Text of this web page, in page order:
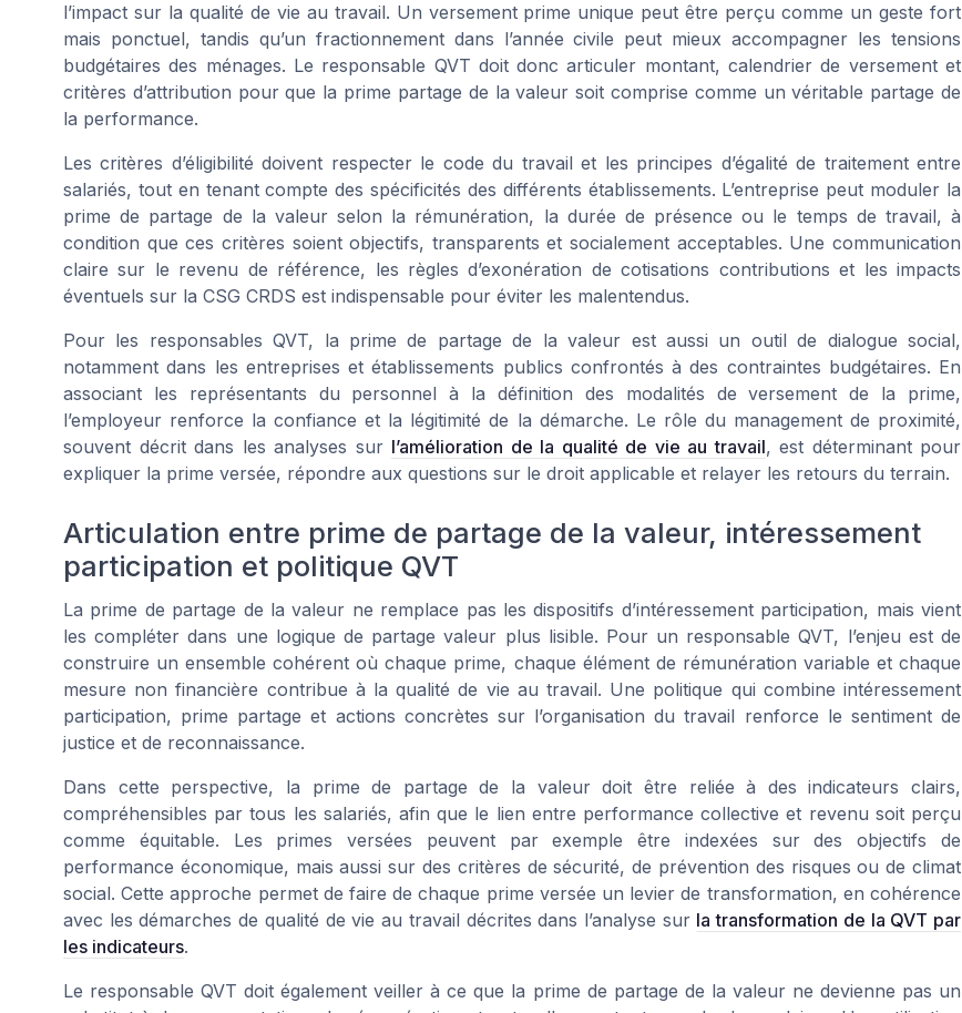
l’impact sur la qualité de vie au travail. Un versement prime unique peut être perçu comme un geste fort
mais ponctuel, tandis qu’un fractionnement dans l’année civile peut mieux accompagner les tensions
budgétaires des ménages. Le responsable QVT doit donc articuler montant, calendrier de versement et
critères d’attribution pour que la prime partage de la valeur soit comprise comme un véritable partage de
la performance.
Les critères d’éligibilité doivent respecter le code du travail et les principes d’égalité de traitement entre
salariés, tout en tenant compte des spécificités des différents établissements. L’entreprise peut moduler la
prime de partage de la valeur selon la rémunération, la durée de présence ou le temps de travail, à
condition que ces critères soient objectifs, transparents et socialement acceptables. Une communication
claire sur le revenu de référence, les règles d’exonération de cotisations contributions et les impacts
éventuels sur la CSG CRDS est indispensable pour éviter les malentendus.
Pour les responsables QVT, la prime de partage de la valeur est aussi un outil de dialogue social,
notamment dans les entreprises et établissements publics confrontés à des contraintes budgétaires. En
associant les représentants du personnel à la définition des modalités de versement de la prime,
l’employeur renforce la confiance et la légitimité de la démarche. Le rôle du management de proximité,
souvent décrit dans les analyses sur l’amélioration de la qualité de vie au travail, est déterminant pour
expliquer la prime versée, répondre aux questions sur le droit applicable et relayer les retours du terrain.
Articulation entre prime de partage de la valeur, intéressement
participation et politique QVT
La prime de partage de la valeur ne remplace pas les dispositifs d’intéressement participation, mais vient
les compléter dans une logique de partage valeur plus lisible. Pour un responsable QVT, l’enjeu est de
construire un ensemble cohérent où chaque prime, chaque élément de rémunération variable et chaque
mesure non financière contribue à la qualité de vie au travail. Une politique qui combine intéressement
participation, prime partage et actions concrètes sur l’organisation du travail renforce le sentiment de
justice et de reconnaissance.
Dans cette perspective, la prime de partage de la valeur doit être reliée à des indicateurs clairs,
compréhensibles par tous les salariés, afin que le lien entre performance collective et revenu soit perçu
comme équitable. Les primes versées peuvent par exemple être indexées sur des objectifs de
performance économique, mais aussi sur des critères de sécurité, de prévention des risques ou de climat
social. Cette approche permet de faire de chaque prime versée un levier de transformation, en cohérence
avec les démarches de qualité de vie au travail décrites dans l’analyse sur la transformation de la QVT par
les indicateurs.
Le responsable QVT doit également veiller à ce que la prime de partage de la valeur ne devienne pas un